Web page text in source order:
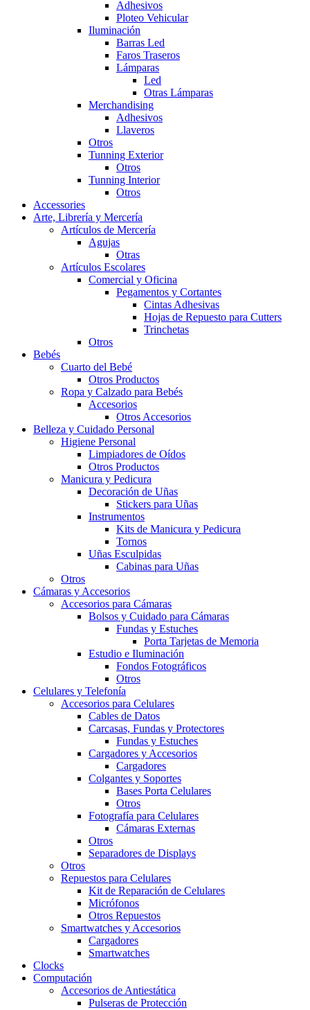
Adhesivos
Ploteo Vehicular
Iluminación
Barras Led
Faros Traseros
Lámparas
Led
Otras Lámparas
Merchandising
Adhesivos
Llaveros
Otros
Tunning Exterior
Otros
Tunning Interior
Otros
Accessories
Arte, Librería y Mercería
Artículos de Mercería
Agujas
Otras
Artículos Escolares
Comercial y Oficina
Pegamentos y Cortantes
Cintas Adhesivas
Hojas de Repuesto para Cutters
Trinchetas
Otros
Bebés
Cuarto del Bebé
Otros Productos
Ropa y Calzado para Bebés
Accesorios
Otros Accesorios
Belleza y Cuidado Personal
Higiene Personal
Limpiadores de Oídos
Otros Productos
Manicura y Pedicura
Decoración de Uñas
Stickers para Uñas
Instrumentos
Kits de Manicura y Pedicura
Tornos
Uñas Esculpidas
Cabinas para Uñas
Otros
Cámaras y Accesorios
Accesorios para Cámaras
Bolsos y Cuidado para Cámaras
Fundas y Estuches
Porta Tarjetas de Memoria
Estudio e Iluminación
Fondos Fotográficos
Otros
Celulares y Telefonía
Accesorios para Celulares
Cables de Datos
Carcasas, Fundas y Protectores
Fundas y Estuches
Cargadores y Accesorios
Cargadores
Colgantes y Soportes
Bases Porta Celulares
Otros
Fotografía para Celulares
Cámaras Externas
Otros
Separadores de Displays
Otros
Repuestos para Celulares
Kit de Reparación de Celulares
Micrófonos
Otros Repuestos
Smartwatches y Accesorios
Cargadores
Smartwatches
Clocks
Computación
Accesorios de Antiestática
Pulseras de Protección